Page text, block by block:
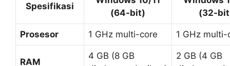
Spesifikasi
(64-bit)
(32-
Prosesor 1 GHz multi-core 1 GHz multi-
RAM
4 GB (8 GB
2 GB (4 GB